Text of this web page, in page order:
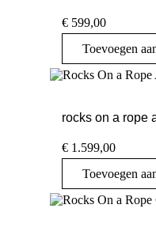
€ 599,00
Toevoegen
rocks on a rope
€ 1.599,00
Toevoegen